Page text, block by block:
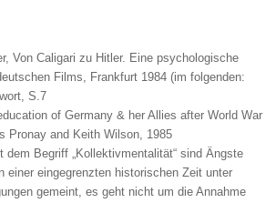
Von Caligari zu Hitler. Eine psychologische
Films, Frankfurt 1984 (im folgenden:
S.7
of Germany & her Allies after World War
Pronay and Keith Wilson, 1985
dem Begriff „Kollektivmentalität“ sind Ängste
einer eingegrenzten historischen Zeit unter
gemeint, es geht nicht um die Annahme